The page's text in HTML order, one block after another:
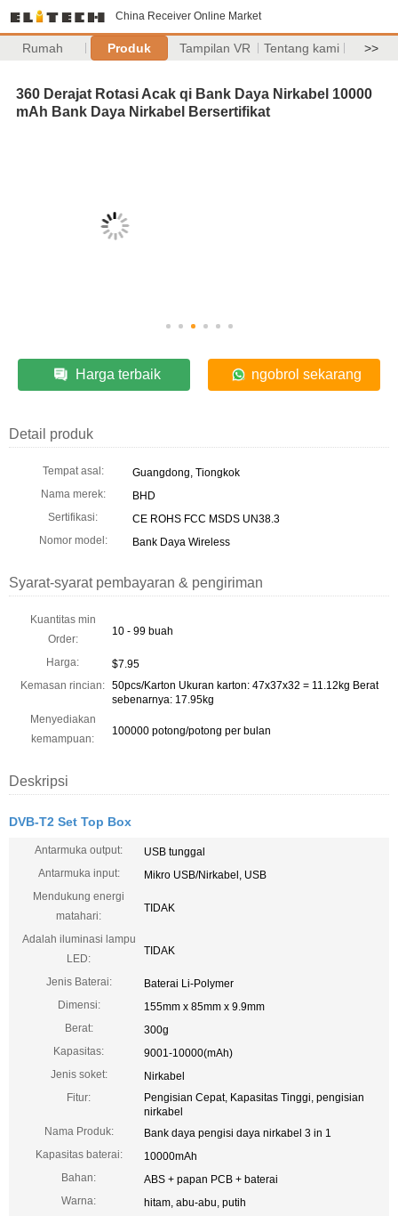
China Receiver Online Market
Rumah Produk Tampilan VR Tentang kami >>
360 Derajat Rotasi Acak qi Bank Daya Nirkabel 10000
mAh Bank Daya Nirkabel Bersertifikat
Harga terbaik ngobrol sekarang
Detail produk
Tempat asal:
Guangdong, Tiongkok
Nama merek:
BHD
Sertifikasi:
CE ROHS FCC MSDS UN38.3
Nomor model:
Bank Daya Wireless
Syarat-syarat pembayaran & pengiriman
Kuantitas min
Order:
10 - 99 buah
Harga:
$7.95
Kemasan rincian: 50pcs/Karton Ukuran karton: 47x37x32 = 11.12kg Berat
sebenarnya: 17.95kg
Menyediakan
kemampuan:
100000 potong/potong per bulan
Deskripsi
DVB-T2 Set Top Box
Antarmuka output:
USB tunggal
Antarmuka input:
Mikro USB/Nirkabel, USB
Mendukung energi
matahari:
TIDAK
Adalah iluminasi lampu
LED:
TIDAK
Jenis Baterai:
Baterai Li-Polymer
Dimensi:
155mm x 85mm x 9.9mm
Berat:
300g
Kapasitas:
9001-10000(mAh)
Jenis soket:
Nirkabel
Fitur:
Pengisian Cepat, Kapasitas Tinggi, pengisian
nirkabel
Nama Produk:
Bank daya pengisi daya nirkabel 3 in 1
Kapasitas baterai:
10000mAh
Bahan:
ABS + papan PCB + baterai
Warna:
hitam, abu-abu, putih